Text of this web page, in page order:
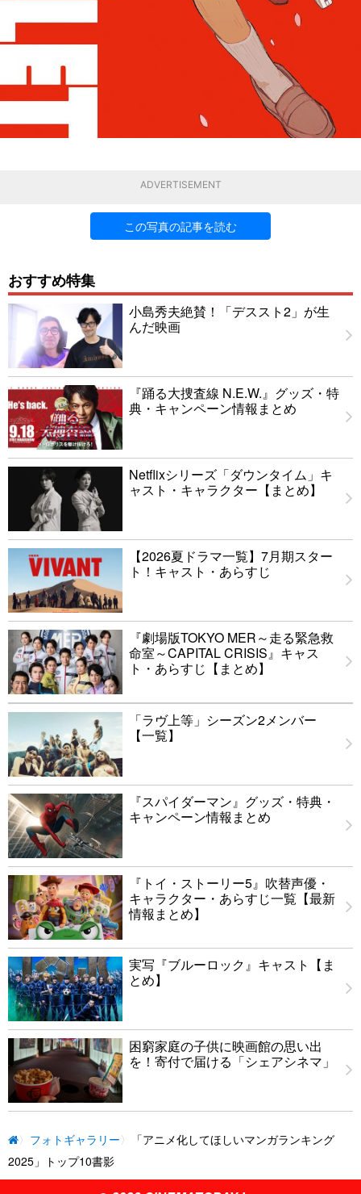
ADVERTISEMENT
この写真の記事を読む
おすすめ特集
小島秀夫絶賛！「デススト2」が生
んだ映画
『踊る大捜査線 N.E.W.』グッズ・特
典・キャンペーン情報まとめ
Netflixシリーズ「ダウンタイム」キ
ャスト・キャラクター【まとめ】
【2026夏ドラマ一覧】7月期スター
ト！キャスト・あらすじ
『劇場版TOKYO MER～走る緊急救
命室～CAPITAL CRISIS』キャス
ト・あらすじ【まとめ】
「ラヴ上等」シーズン2メンバー
【一覧】
『スパイダーマン』グッズ・特典・
キャンペーン情報まとめ
『トイ・ストーリー5』吹替声優・
キャラクター・あらすじ一覧【最新
情報まとめ】
実写『ブルーロック』キャスト【ま
とめ】
困窮家庭の子供に映画館の思い出
を！寄付で届ける「シェアシネマ」
フォトギャラリー
「アニメ化してほしいマンガランキング
2025」トップ10書影